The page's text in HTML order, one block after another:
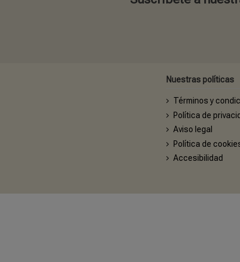
Nuestras políticas
Términos y
Política de
Aviso legal
Política de
Accesibilidad